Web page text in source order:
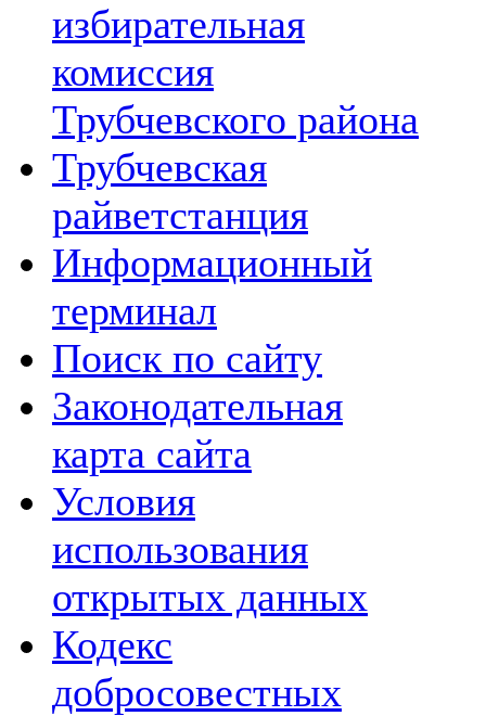
избирательная
комиссия
Трубчевского района
Трубчевская
райветстанция
Информационный
терминал
Поиск по сайту
Законодательная
карта сайта
Условия
использования
открытых данных
Кодекс
добросовестных